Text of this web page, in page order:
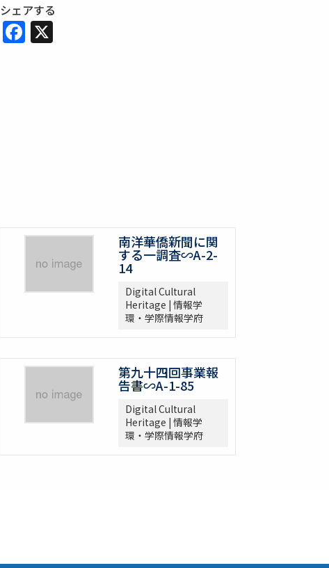
シェアする
Facebook
X
南洋華僑新聞に関
する一調査∽A-2-
14
Digital Cultural
Heritage | 情報学
環・学際情報学府
第九十四回事業報
告書∽A-1-85
Digital Cultural
Heritage | 情報学
環・学際情報学府